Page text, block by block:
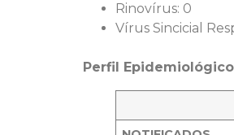
Rinovírus: 0
Vírus Sincicial
Perfil